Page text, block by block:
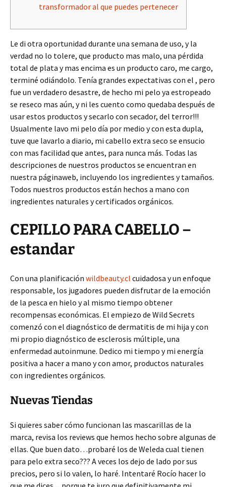
transformador al que puedes pertenecer
Le di otra oportunidad durante una semana de uso, y la
verdad no lo tolere, que producto mas malo, una pérdida
total de plata y mas encima es un producto caro, me cargo,
terminé odiándolo. Tenía grandes expectativas con el , pero
fue un verdadero desastre, de hecho mi pelo ya estropeado
se reseco mas aún, y ni les cuento como quedaba después de
usar estos productos y secarlo con secador, del terror!!!
Usualmente lavo mi pelo día por medio y con esta dupla,
tuve que lavarlo a diario, mi cabello extra seco se ensucio
con mas facilidad que antes, para nunca más. Todas las
descripciones de nuestros productos se encuentran en
nuestra páginaweb, incluyendo los ingredientes y tamaños.
Todos nuestros productos están hechos a mano con
ingredientes naturales y certificados orgánicos.
CEPILLO PARA CABELLO –
estandar
Con una planificación wildbeauty.cl cuidadosa y un enfoque
responsable, los jugadores pueden disfrutar de la emoción
de la pesca en hielo y al mismo tiempo obtener
recompensas económicas. El empiezo de Wild Secrets
comenzó con el diagnóstico de dermatitis de mi hija y con
mi propio diagnóstico de esclerosis múltiple, una
enfermedad autoinmune. Dedico mi tiempo y mi energía
positiva a hacer a mano y con amor, productos naturales
con ingredientes orgánicos.
Nuevas Tiendas
Si quieres saber cómo funcionan las mascarillas de la
marca, revisa los reviews que hemos hecho sobre algunas de
ellas. Que buen dato…probaré los de Weleda cual tienen
para pelo extra seco??? A veces los dejo de lado por sus
precios, pero si lo valen, lo haré. Intentaré Rocío hacer lo